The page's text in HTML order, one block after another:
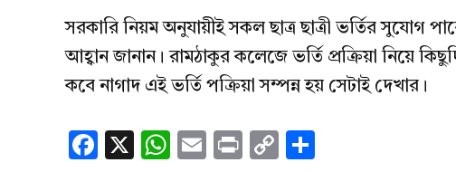
সরকারি নিয়ম অনুযায়ীই সকল ছাত্র ছাত্রী ভর্তির সুযোগ
আহ্বান জানান। রামঠাকুর কলেজে ভর্তি প্রক্রিয়া নিয়ে
কবে নাগাদ এই ভর্তি পক্রিয়া সম্পন্ন হয় সেটাই দেখার।
Facebook
X WhatsApp
EmailPrintCopy